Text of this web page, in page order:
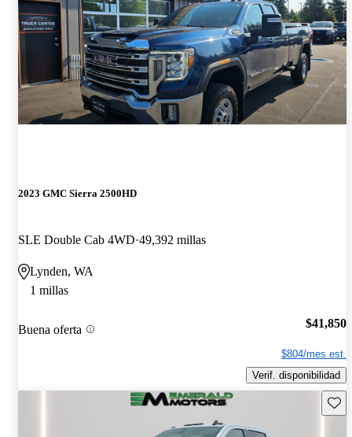
2023 GMC Sierra 2500HD
SLE Double Cab 4WD 49,392 millas
Lynden, WA
1 millas
Buena oferta $41,850
$804/mes est.
Verif. disponibilidad